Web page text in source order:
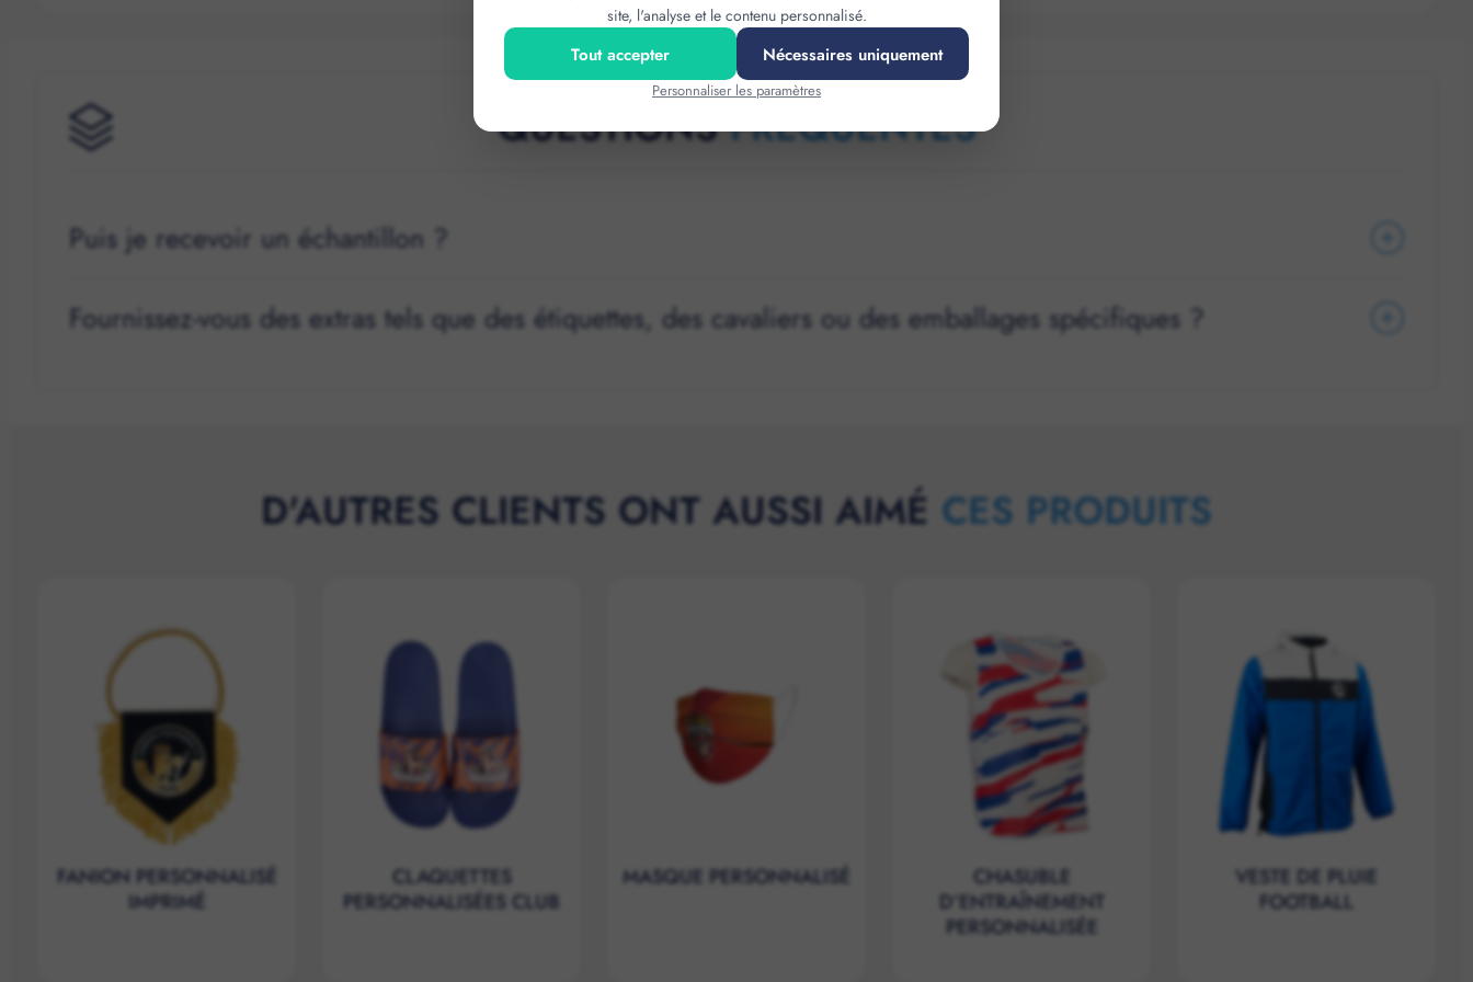
QUESTIONSFRÉQUENTES
Puis je recevoir un échantillon ?
Fournissez-vous des extras tels que des étiquettes, des cavaliers ou des emballages spécifiques ?
D'AUTRES CLIENTS ONT AUSSI AIMÉ CES PRODUITS
FANION PERSONNALISÉ
IMPRIMÉ
CLAQUETTES
PERSONNALISÉES CLUB
MASQUE PERSONNALISÉ
CHASUBLE
D’ENTRAÎNEMENT
PERSONNALISÉE
VESTE DE PLUIE
FOOTBALL
site, l'analyse et le contenu personnalisé.
Tout accepter Nécessaires uniquement
Personnaliser les paramètres